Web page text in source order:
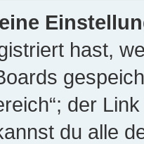
hast,
der
du alle